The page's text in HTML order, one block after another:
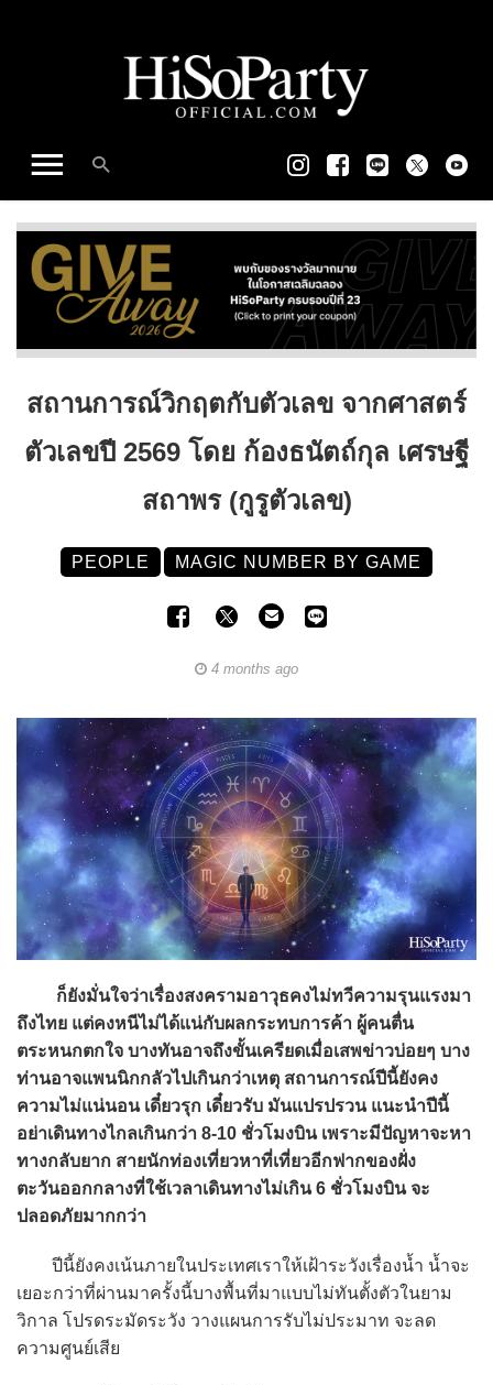
สถานการณ์วิกฤตกับตัวเลข จากศาสตร์
ตัวเลขปี 2569 โดย ก้องธนัตถ์กุล เศรษฐี
สถาพร (กูรูตัวเลข)
PEOPLE MAGIC NUMBER BY GAME
4 months ago
ก็ยังมั่นใจว่าเรื่องสงครามอาวุธคงไม่ทวีความรุนแรงมา
ถึงไทย แต่คงหนีไม่ได้แน่กับผลกระทบการค้า ผู้คนตื่น
ตระหนกตกใจ บางทันอาจถึงขั้นเครียดเมื่อเสพข่าวบ่อยๆ บาง
ท่านอาจแพนนิกกลัวไปเกินกว่าเหตุ สถานการณ์ปีนี้ยังคง
ความไม่แน่นอน เดี๋ยวรุก เดี๋ยวรับ มันแปรปรวน แนะนำปีนี้
อย่าเดินทางไกลเกินกว่า 8-10 ชั่วโมงบิน เพราะมีปัญหาจะหา
ทางกลับยาก สายนักท่องเที่ยวหาที่เที่ยวอีกฟากของฝั่ง
ตะวันออกกลางที่ใช้เวลาเดินทางไม่เกิน 6 ชั่วโมงบิน จะ
ปลอดภัยมากกว่า
ปีนี้ยังคงเน้นภายในประเทศเราให้เฝ้าระวังเรื่องน้ำ น้ำจะ
เยอะกว่าที่ผ่านมาครั้งนี้บางพื้นที่มาแบบไม่ทันตั้งตัวในยาม
วิกาล โปรดระมัดระวัง วางแผนการรับไม่ประมาท จะลด
ความศูนย์เสีย